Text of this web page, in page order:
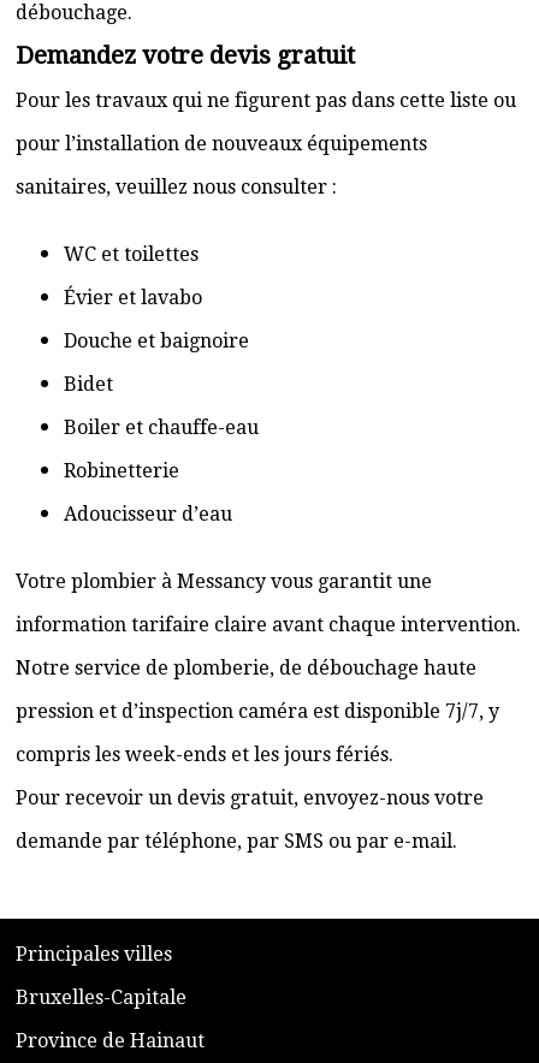
débouchage.
Demandez votre devis gratuit
Pour les travaux qui ne figurent pas dans cette liste ou
pour l’installation de nouveaux équipements
sanitaires, veuillez nous consulter :
WC et toilettes
Évier et lavabo
Douche et baignoire
Bidet
Boiler et chauffe-eau
Robinetterie
Adoucisseur d’eau
Votre plombier à Messancy vous garantit une
information tarifaire claire avant chaque intervention.
Notre service de plomberie, de débouchage haute
pression et d’inspection caméra est disponible 7j/7, y
compris les week-ends et les jours fériés.
Pour recevoir un devis gratuit, envoyez-nous votre
demande par téléphone, par SMS ou par e-mail.
​Principales villes
​Bruxelles-Capitale
​Province de Hainaut